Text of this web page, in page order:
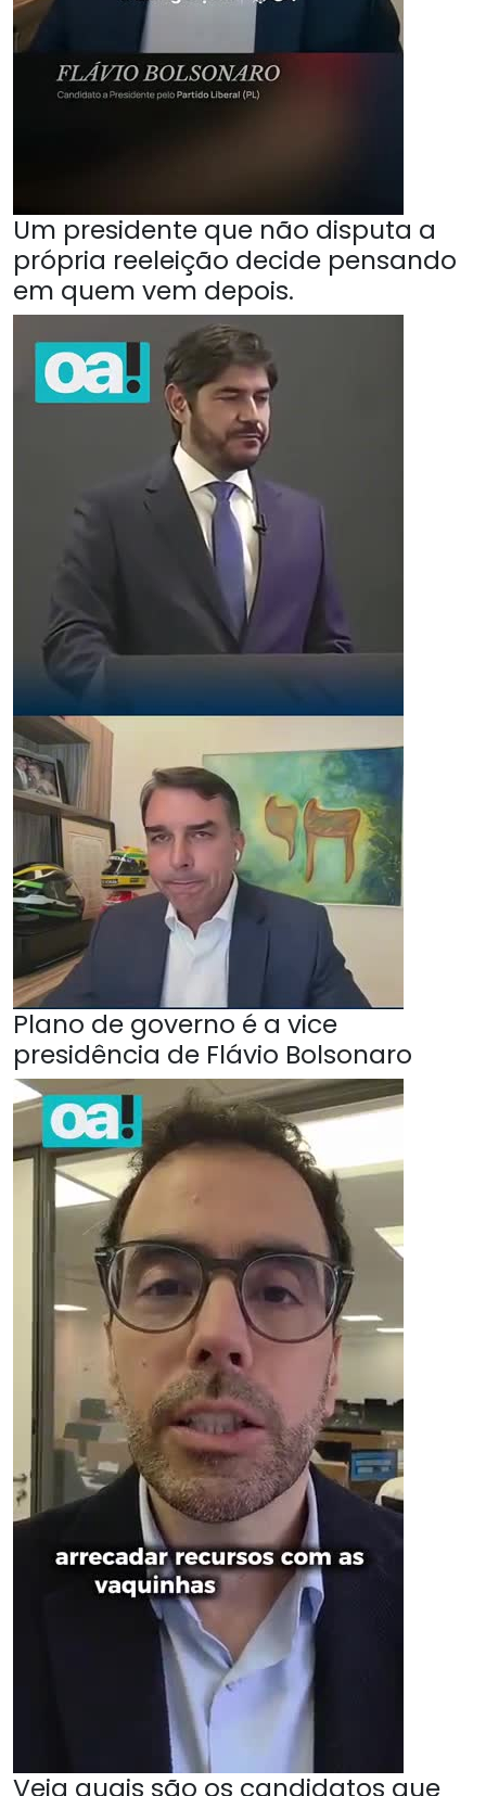
Um presidente que não disputa a
própria reeleição decide pensando
em quem vem depois.
Plano de governo é a vice
presidência de Flávio Bolsonaro
Veja quais são os candidatos que